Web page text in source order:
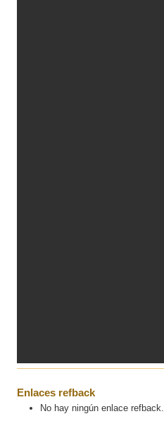
Enlaces refback
No hay ningún enlace refback.